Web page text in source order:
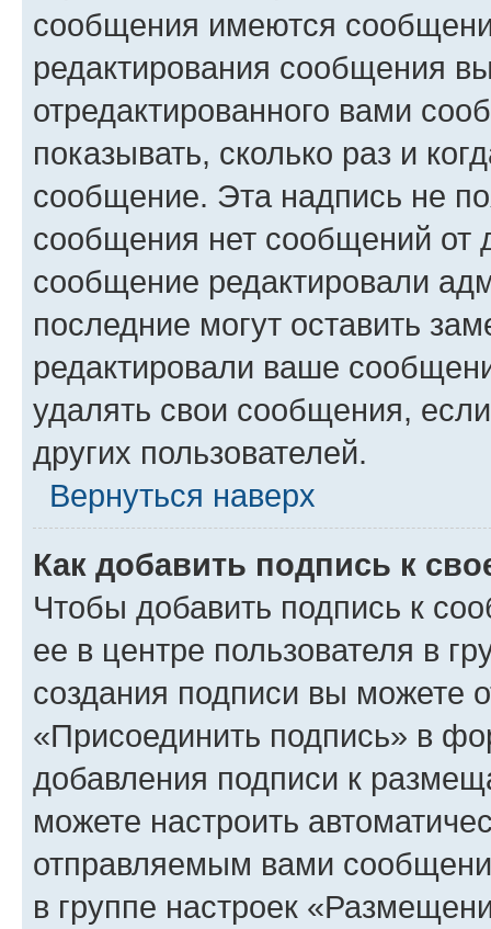
сообщения имеются
редактирования сообщения
отредактированного вами
показывать, сколько раз и
сообщение. Эта надпись не
сообщения нет сообщений от
сообщение редактировали
последние могут оставить
редактировали ваше
удалять свои сообщения,
других пользователей.
Вернуться наверх
Как добавить подпись к
Чтобы добавить подпись к
ее в центре пользователя в
создания подписи вы можете
«Присоединить подпись» в
добавления подписи к
можете настроить
отправляемым вами
в группе настроек